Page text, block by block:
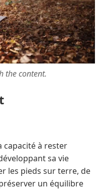
the content.
capacité à rester
sa vie
les pieds sur terre, de
un équilibre